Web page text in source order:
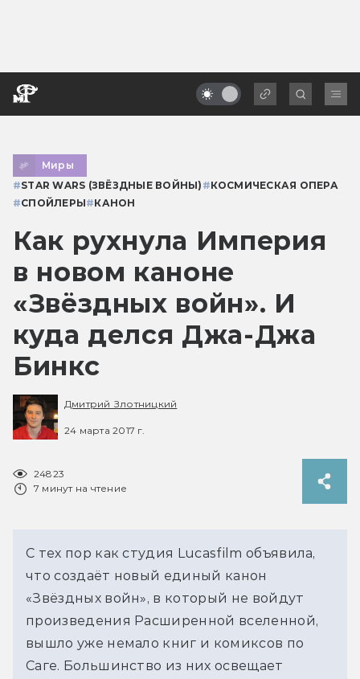
Миры
#STAR WARS (ЗВЁЗДНЫЕ ВОЙНЫ) #КОСМИЧЕСКАЯ ОПЕРА
#СПОЙЛЕРЫ#КАНОН
Как рухнула Империя
в новом каноне
«Звёздных войн». И
куда делся Джа-Джа
Бинкс
Дмитрий Злотницкий
24 марта 2017 г.
24823
7 минут на чтение
С тех пор как студия Lucasfilm объявила,
что создаёт новый единый канон
«Звёздных войн», в который не войдут
произведения Расширенной вселенной,
вышло уже немало книг и комиксов по
Саге. Большинство из них освещает